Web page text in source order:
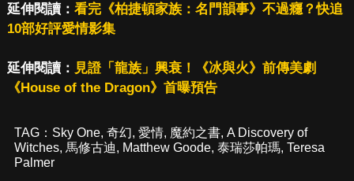
延伸閱讀： 看完《柏捷頓家族：名門韻事》不過癮？快追
10部好評愛情影集
延伸閱讀： 見證「龍族」興衰！《冰與火》前傳美劇
《House of the Dragon》首曝預告
TAG： Sky One, 奇幻, 愛情, 魔約之書, A Discovery of
Witches, 馬修古迪, Matthew Goode, 泰瑞莎帕瑪, Teresa
Palmer